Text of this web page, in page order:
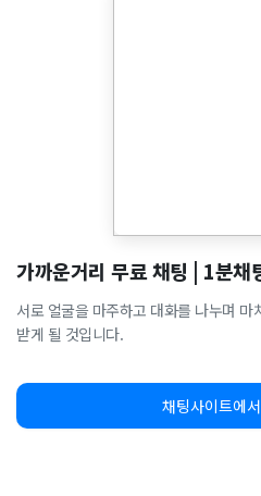
가까운거리 무료 채팅 | 1분채
서로 얼굴을 마주하고 대화를 나누며
받게 될 것입니다.
채팅사이트에